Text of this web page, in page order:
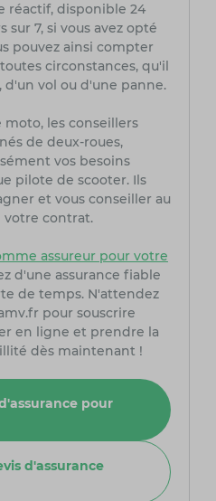
réactif, disponible 24
sur 7, si vous avez opté
pouvez ainsi compter
circonstances, qu'il
d'un vol ou d'une panne.
moto, les conseillers
de deux-roues,
vos besoins
pilote de scooter. Ils
et vous conseiller au
votre contrat.
assureur pour votre
d'une assurance fiable
de temps. N'attendez
pour souscrire
en ligne et prendre la
dès maintenant !
pour
d'assurance